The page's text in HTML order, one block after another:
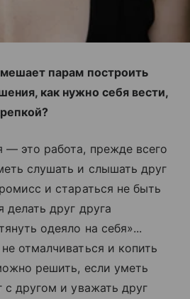
парам построить
как нужно себя вести,
это работа, прежде всего
слушать и слышать друг
и стараться не быть
делать друг друга
одеяло на себя»...
отмалчиваться и копить
решить, если уметь
с другом и уважать друг